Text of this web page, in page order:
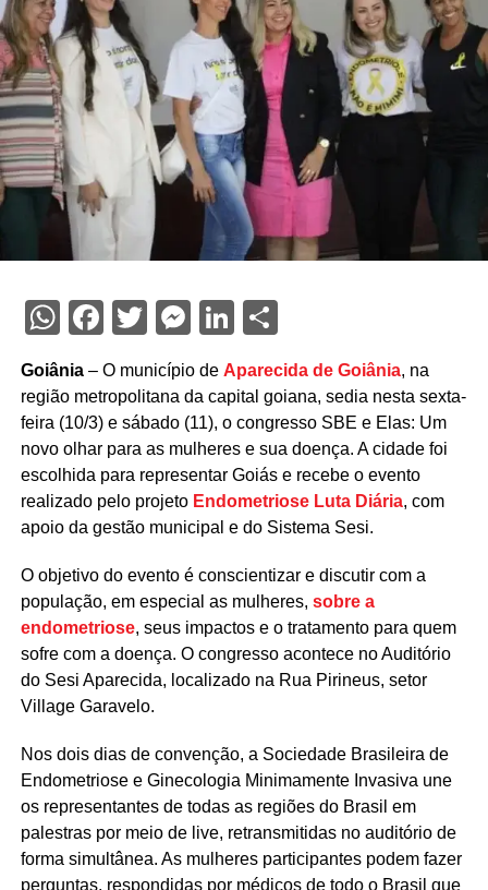
WhatsApp
Facebook
Twitter
Messenger
LinkedIn
Share
Goiânia– O município de Aparecida de Goiânia, na
região metropolitana da capital goiana, sedia nesta sexta-
feira (10/3) e sábado (11), o congresso SBE e Elas: Um
novo olhar para as mulheres e sua doença. A cidade foi
escolhida para representar Goiás e recebe o evento
realizado pelo projeto Endometriose Luta Diária, com
apoio da gestão municipal e do Sistema Sesi.
O objetivo do evento é conscientizar e discutir com a
população, em especial as mulheres, sobre a
endometriose, seus impactos e o tratamento para quem
sofre com a doença. O congresso acontece no Auditório
do Sesi Aparecida, localizado na Rua Pirineus, setor
Village Garavelo.
Nos dois dias de convenção, a Sociedade Brasileira de
Endometriose e Ginecologia Minimamente Invasiva une
os representantes de todas as regiões do Brasil em
palestras por meio de live, retransmitidas no auditório de
forma simultânea. As mulheres participantes podem fazer
perguntas, respondidas por médicos de todo o Brasil que